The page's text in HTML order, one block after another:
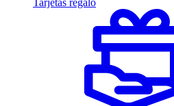
Tarjetas regalo